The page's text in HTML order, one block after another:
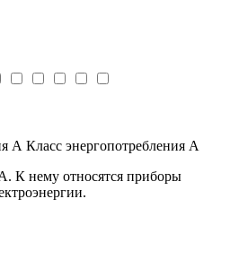
Класс энергопотребления А
К нему относятся приборы